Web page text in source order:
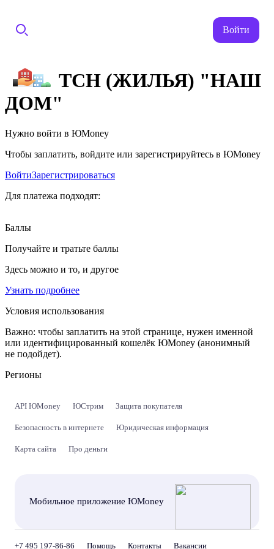
Войти
ТСН (ЖИЛЬЯ) "НАШ
ДОМ"
Нужно войти в ЮMoney
Чтобы заплатить, войдите или зарегистрируйтесь в ЮMoney
ВойтиЗарегистрироваться
Для платежа подходят:
Баллы
Получайте и тратьте баллы
Здесь можно и то, и другое
Узнать подробнее
Условия использования
Важно: чтобы заплатить на этой странице, нужен именной
или идентифицированный кошелёк ЮMoney (анонимный
не подойдет).
Регионы
API ЮMoney ЮСтрим Защита покупателя
Безопасность в интернете Юридическая информация
Карта сайта Про деньги
Мобильное приложение ЮMoney
+7 495 197-86-86 Помощь Контакты Вакансии